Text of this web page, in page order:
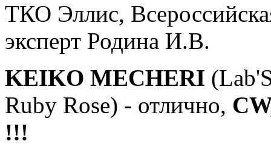
ТКО Эллис,
эксперт Родина И.В.
KEIKO MECHERI
Ruby Rose) - отлично,
!!!